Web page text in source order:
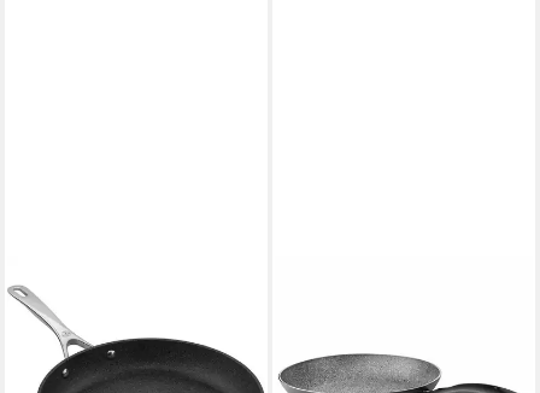
BALLARINI
Kochtopf SALINA Bratpfanne
32 cm
98,70 €
lieferbar - in 2-3 Werktagen bei dir
118,99 €
lieferbar - in 3-4 Werktagen bei dir